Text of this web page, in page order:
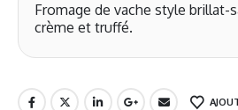
Fromage de vache style brillat-
crème et truffé.